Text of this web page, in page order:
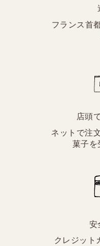
フランス首
店頭
ネットで注
菓子を
安
クレジット